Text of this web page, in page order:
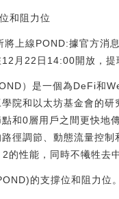
和阻力位
將上線POND:據官方消
月22日14:00開放，提
）是一個為DeFi和
院和以太坊基金會的
和0層用戶之間更快地
徑調節、動態流量控
的性能，同時不犧牲
的支撐位和阻力位。